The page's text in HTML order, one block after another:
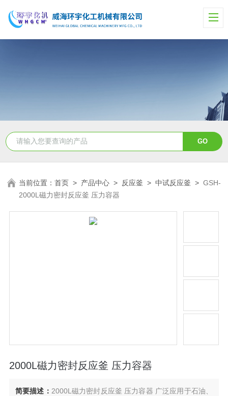
当前位置：首页 > 产品中心 > 反应釜 >中试反应釜 >GSH-
2000L磁力密封反应釜 压力容器
2000L磁力密封反应釜 压力容器
简要描述： 2000L磁力密封反应釜 压力容器 广泛应用于石油、